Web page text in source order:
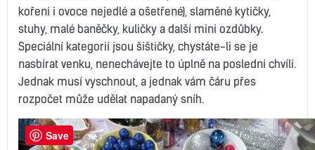
koření i ovoce nejedlé a ošetřené), slaměné kytičky,
stuhy, malé baněčky, kuličky a další mini ozdůbky.
Speciální kategorií jsou šištičky, chystáte-li se je
nasbírat venku, nenechávejte to úplně na poslední chvíli.
Jednak musí vyschnout, a jednak vám čáru přes
rozpočet může udělat napadaný sníh.
Save